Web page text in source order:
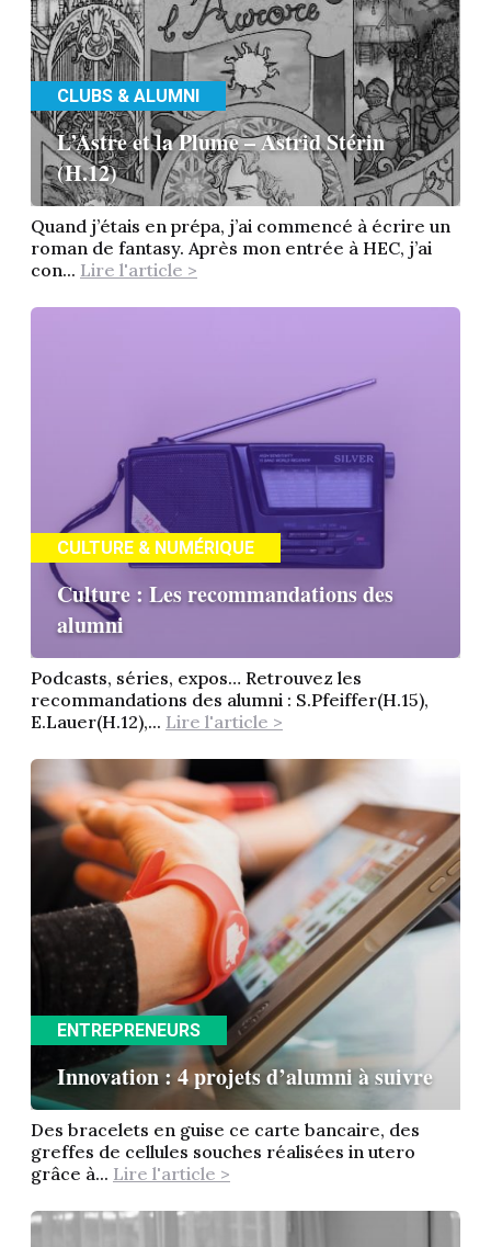
CLUBS & ALUMNI
L’Astre et la Plume – Astrid Stérin
(H.12)
Quand j’étais en prépa, j’ai commencé à écrire un
roman de fantasy. Après mon entrée à HEC, j’ai
con... Lire l'article >
CULTURE & NUMÉRIQUE
Culture : Les recommandations des
alumni
Podcasts, séries, expos… Retrouvez les
recommandations des alumni : S.Pfeiffer(H.15),
E.Lauer(H.12),... Lire l'article >
ENTREPRENEURS
Innovation : 4 projets d’alumni à suivre
Des bracelets en guise ce carte bancaire, des
greffes de cellules souches réalisées in utero
grâce à... Lire l'article >